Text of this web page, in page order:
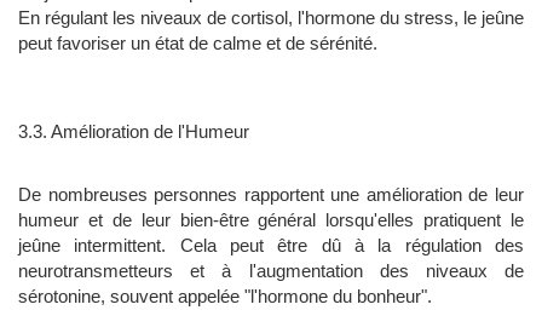
En régulant les niveaux de cortisol, l'hormone du stress, le jeûne
peut favoriser un état de calme et de sérénité.
3.3. Amélioration de l'Humeur
De nombreuses personnes rapportent une amélioration de leur
humeur et de leur bien-être général lorsqu'elles pratiquent le
jeûne intermittent. Cela peut être dû à la régulation des
neurotransmetteurs et à l'augmentation des niveaux de
sérotonine, souvent appelée "l'hormone du bonheur".